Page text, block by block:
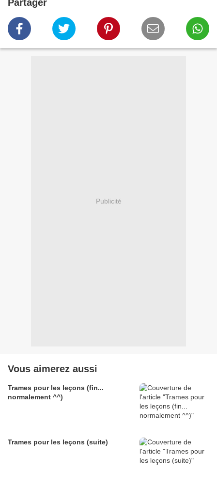
Partager
Publicité
Vous aimerez aussi
Trames pour les leçons (fin...
normalement ^^)
Trames pour les leçons (suite)